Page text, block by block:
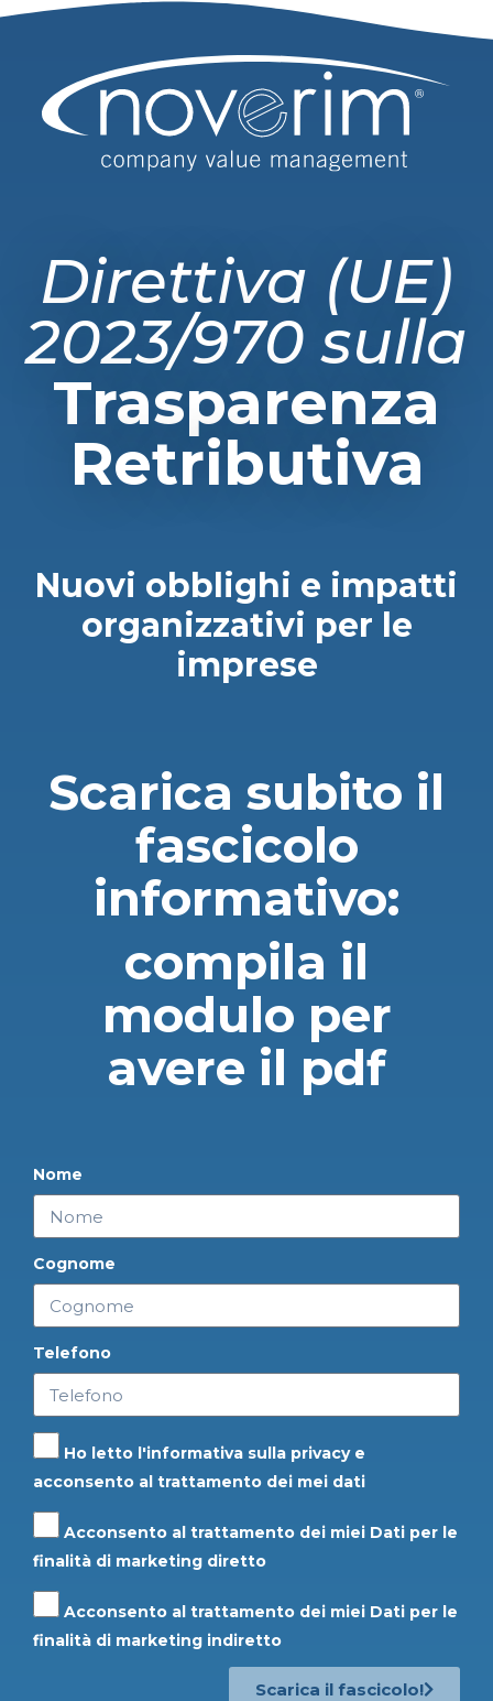
Direttiva (UE)
2023/970 sulla
Trasparenza
Retributiva
Nuovi obblighi e impatti
organizzativi per le
imprese
Scarica subito il
fascicolo
informativo:
compila il
modulo per
avere il pdf
Nome
Cognome
Telefono
Ho letto l'informativa sulla privacye
acconsento al trattamento dei mei dati
Acconsento al trattamento dei miei Dati per le
finalità di marketing diretto
Acconsento al trattamento dei miei Dati per le
finalità di marketing indiretto
Scarica il fascicolo!